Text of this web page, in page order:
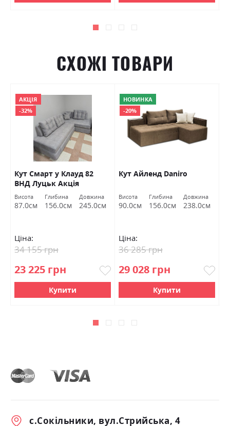
СХОЖІ ТОВАРИ
АКЦІЯ
-32%
Кут Смарт у Клауд 82
ВНД Луцьк Акція
Висота
87.0см
Глибина
156.0см
Довжина
245.0см
Ціна:
23 225 грн
34 155 грн
Купити
НОВИНКА
-20%
Кут Айленд Daniro
Висота
90.0см
Глибина
156.0см
Довжина
238.0см
Ціна:
29 028 грн
36 285 грн
Купити
с.Сокільники, вул.Стрийська, 4